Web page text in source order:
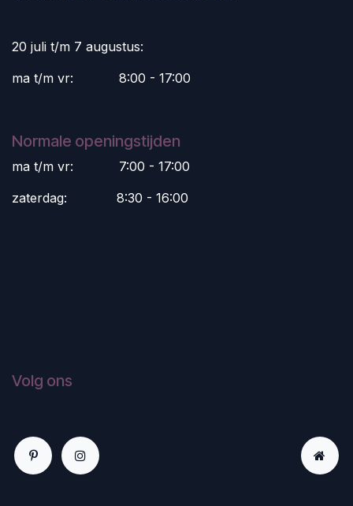
20 juli t/m 7 augustus:
ma t/m vr:
​8:00 - 17:00
Normale openingstijden
ma t/m vr:
​7:00 - 17:00
zaterdag:
​8:30 - 16:00
Volg ons